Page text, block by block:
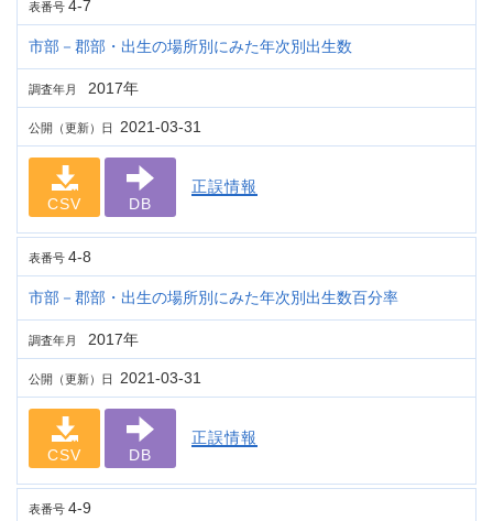
表番号 4-7
市部－郡部・出生の場所別にみた年次別出生数
調査年月 2017年
公開（更新）日 2021-03-31
CSV DB
正誤情報
表番号 4-8
市部－郡部・出生の場所別にみた年次別出生数百分率
調査年月 2017年
公開（更新）日 2021-03-31
CSV DB
正誤情報
表番号 4-9